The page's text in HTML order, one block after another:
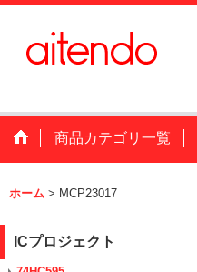
商品カテゴリ一覧
ホーム > MCP23017
ICプロジェクト